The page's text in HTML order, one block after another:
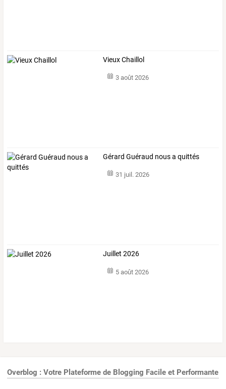
Vieux Chaillol
3 août 2026
Gérard Guéraud nous a quittés
31 juil. 2026
Juillet 2026
5 août 2026
Overblog : Votre Plateforme de Blogging Facile et Performante